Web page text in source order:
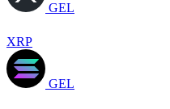
GEL
XRP
GEL